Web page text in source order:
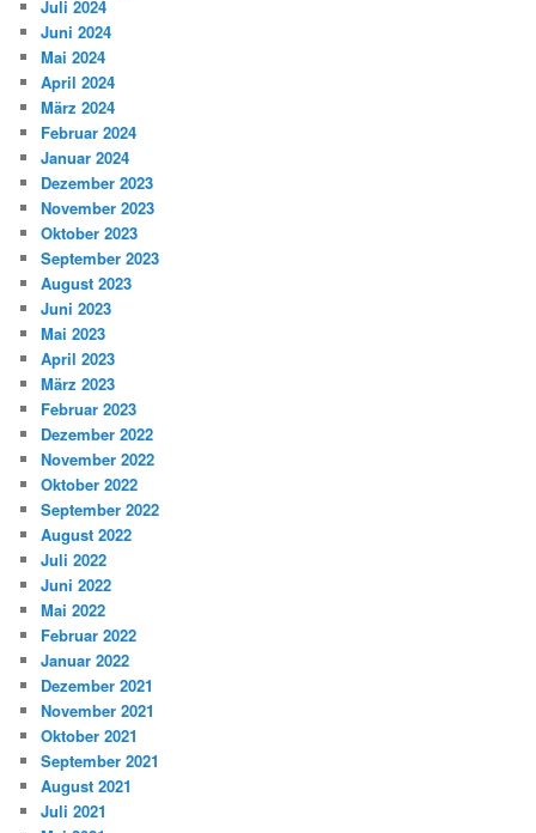
Juli 2024
Juni 2024
Mai 2024
April 2024
März 2024
Februar 2024
Januar 2024
Dezember 2023
November 2023
Oktober 2023
September 2023
August 2023
Juni 2023
Mai 2023
April 2023
März 2023
Februar 2023
Dezember 2022
November 2022
Oktober 2022
September 2022
August 2022
Juli 2022
Juni 2022
Mai 2022
Februar 2022
Januar 2022
Dezember 2021
November 2021
Oktober 2021
September 2021
August 2021
Juli 2021